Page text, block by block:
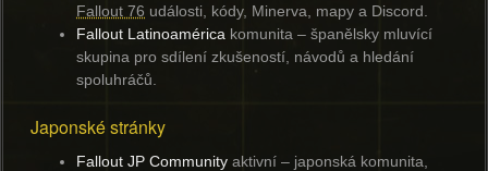
Fallout 76 události, kódy, Minerva, mapy a Discord.
Fallout Latinoamérica komunita – španělsky mluvící
skupina pro sdílení zkušeností, návodů a hledání
spoluhráčů.
Japonské stránky
Fallout JP Community aktivní – japonská komunita,